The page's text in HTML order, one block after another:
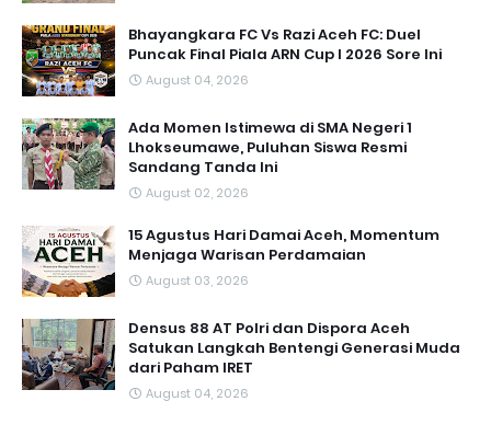
Bhayangkara FC Vs Razi Aceh FC: Duel
Puncak Final Piala ARN Cup I 2026 Sore Ini
August 04, 2026
Ada Momen Istimewa di SMA Negeri 1
Lhokseumawe, Puluhan Siswa Resmi
Sandang Tanda Ini
August 02, 2026
15 Agustus Hari Damai Aceh, Momentum
Menjaga Warisan Perdamaian
August 03, 2026
Densus 88 AT Polri dan Dispora Aceh
Satukan Langkah Bentengi Generasi Muda
dari Paham IRET
August 04, 2026